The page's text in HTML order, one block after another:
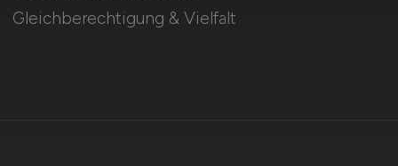
Gleichberechtigung & Vielfalt